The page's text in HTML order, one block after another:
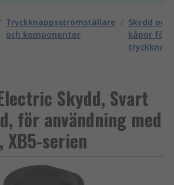
Tryckknappsströmställare
och komponenter
/ Skydd och
kåpor för
Skydd, Svart
för användning med
XB5-serien